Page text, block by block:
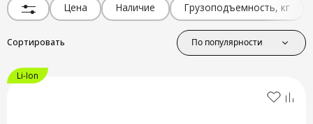
Цена Наличие Грузоподъемность, кг
Сортировать По популярности
Li-Ion